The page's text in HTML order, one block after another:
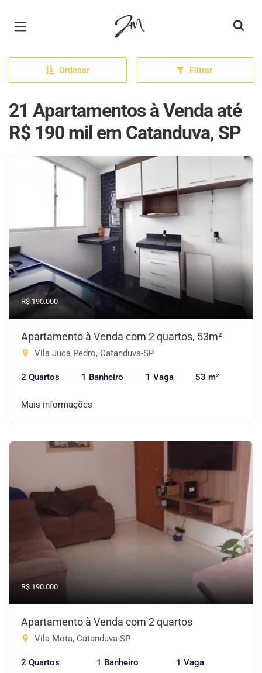
Página inicial
Ordenar Filtrar
21 Apartamentos à Venda até
R$ 190 mil em Catanduva, SP
R$ 190.000
Apartamento à Venda com 2 quartos, 53m²
Vila Juca Pedro, Catanduva-SP
2 Quartos 1 Banheiro 1 Vaga 53 m²
Mais informações
R$ 190.000
Apartamento à Venda com 2 quartos
Vila Mota, Catanduva-SP
2 Quartos 1 Banheiro 1 Vaga